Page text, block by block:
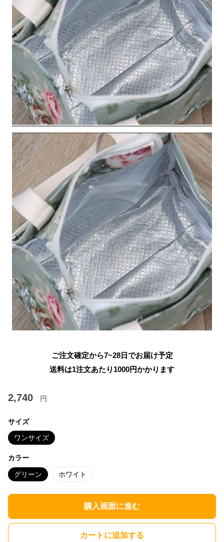
ご注文確定から7~28日でお届け予定
送料は1注文あたり 1000円かかります
2,740 円
サイズ
ワンサイズ
カラー
グリーン ホワイト
購入画面に進む
カートに追加する